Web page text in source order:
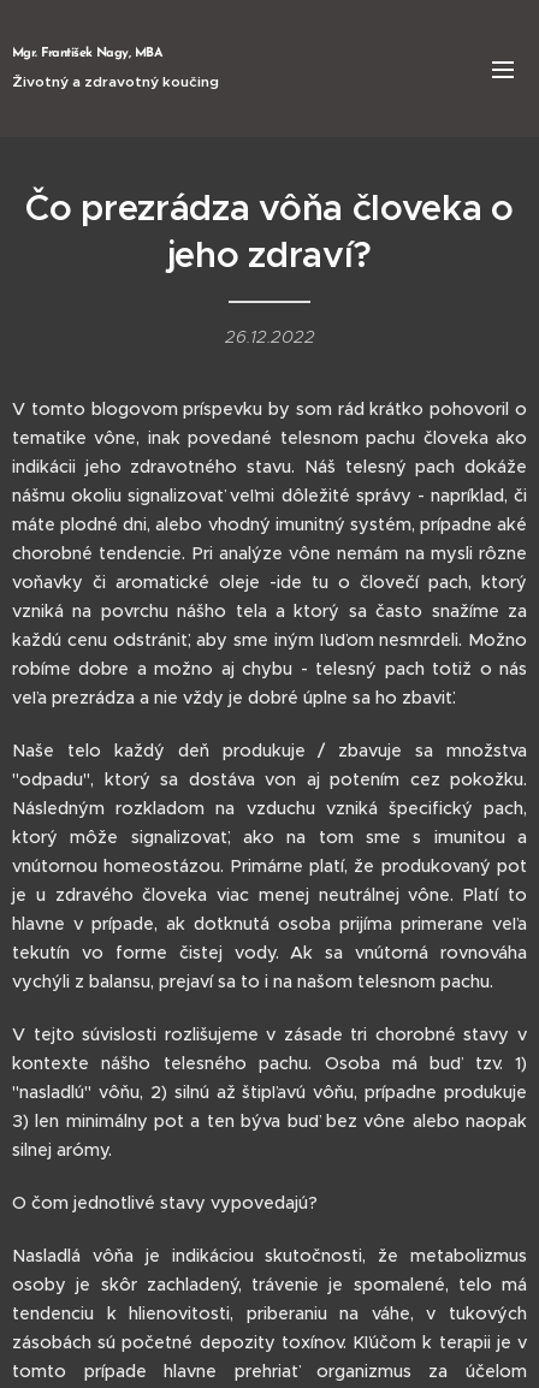
Mgr. František Nagy, MBA
Životný a zdravotný koučing
Čo prezrádza vôňa človeka o
jeho zdraví?
26.12.2022
V tomto blogovom príspevku by som rád krátko pohovoril o
tematike vône, inak povedané telesnom pachu človeka ako
indikácii jeho zdravotného stavu. Náš telesný pach dokáže
nášmu okoliu signalizovať veľmi dôležité správy - napríklad, či
máte plodné dni, alebo vhodný imunitný systém, prípadne aké
chorobné tendencie. Pri analýze vône nemám na mysli rôzne
voňavky či aromatické oleje -ide tu o človečí pach, ktorý
vzniká na povrchu nášho tela a ktorý sa často snažíme za
každú cenu odstrániť, aby sme iným ľuďom nesmrdeli. Možno
robíme dobre a možno aj chybu - telesný pach totiž o nás
veľa prezrádza a nie vždy je dobré úplne sa ho zbaviť.
Naše telo každý deň produkuje / zbavuje sa množstva
"odpadu", ktorý sa dostáva von aj potením cez pokožku.
Následným rozkladom na vzduchu vzniká špecifický pach,
ktorý môže signalizovať, ako na tom sme s imunitou a
vnútornou homeostázou. Primárne platí, že produkovaný pot
je u zdravého človeka viac menej neutrálnej vône. Platí to
hlavne v prípade, ak dotknutá osoba prijíma primerane veľa
tekutín vo forme čistej vody. Ak sa vnútorná rovnováha
vychýli z balansu, prejaví sa to i na našom telesnom pachu.
V tejto súvislosti rozlišujeme v zásade tri chorobné stavy v
kontexte nášho telesného pachu. Osoba má buď tzv. 1)
"nasladlú" vôňu, 2) silnú až štipľavú vôňu, prípadne produkuje
3) len minimálny pot a ten býva buď bez vône alebo naopak
silnej arómy.
O čom jednotlivé stavy vypovedajú?
Nasladlá vôňa je indikáciou skutočnosti, že metabolizmus
osoby je skôr zachladený, trávenie je spomalené, telo má
tendenciu k hlienovitosti, priberaniu na váhe, v tukových
zásobách sú početné depozity toxínov. Kľúčom k terapii je v
tomto prípade hlavne prehriať organizmus za účelom